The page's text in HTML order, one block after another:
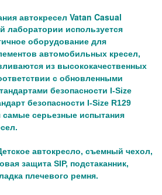
автокресел Vatan Casual
лаборатории используется
оборудование для
автомобильных кресел,
из высококачественных
с обновленными
безопасности I-Size
безопасности I-Size R129
самые серьезные испытания
автокресло, съемный чехол,
защита SIP, подстаканник,
плечевого ремня.